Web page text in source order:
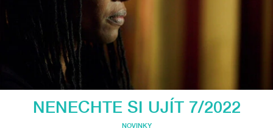
NENECHTE SI UJÍT 7/2022
NOVINKY